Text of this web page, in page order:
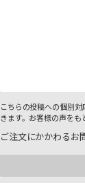
こちらの投稿への個別
きます。お客様の声をも
ご注文にかかわるお